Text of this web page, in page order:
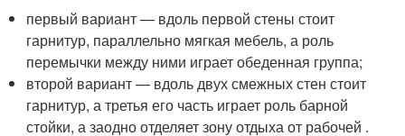
первый вариант — вдоль первой стены стоит
гарнитур, параллельно мягкая мебель, а роль
перемычки между ними играет обеденная группа;
второй вариант — вдоль двух смежных стен стоит
гарнитур, а третья его часть играет роль барной
стойки, а заодно отделяет зону отдыха от рабочей .